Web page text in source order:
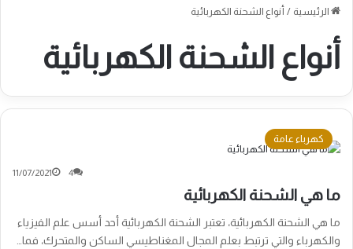
الرئيسية / أنواع الشحنة الكهربائية
أنواع الشحنة الكهربائية
كهرباء عامة
11/07/2021 4
ما هي الشحنة الكهربائية
ما هي الشحنة الكهربائية، تعتبر الشحنة الكهربائية أحد أسس علم الفيزياء
والكهرباء والتي ترتبط بعلم المجال المغناطيسي الساكن والمتحرك، فما…